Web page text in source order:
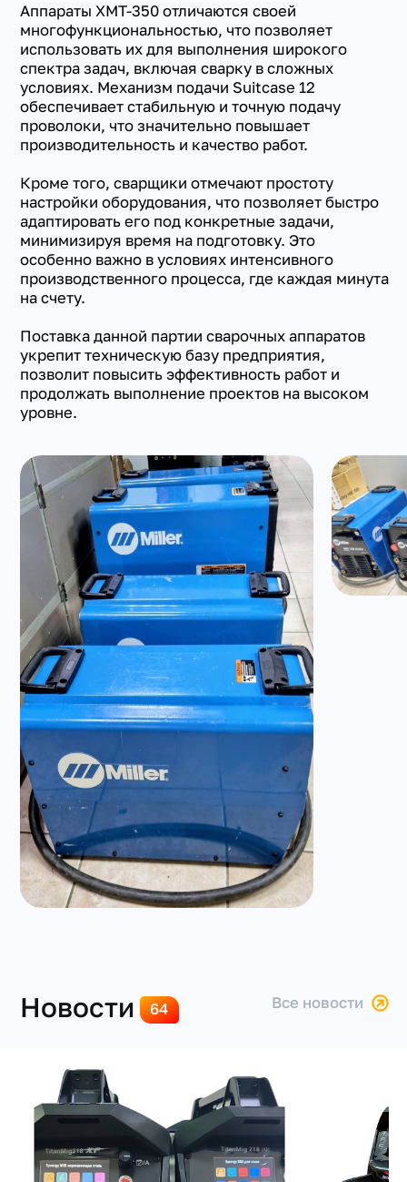
Аппараты XMT-350 отличаются своей
многофункциональностью, что позволяет
использовать их для выполнения широкого
спектра задач, включая сварку в сложных
условиях. Механизм подачи Suitcase 12
обеспечивает стабильную и точную подачу
проволоки, что значительно повышает
производительность и качество работ.
Кроме того, сварщики отмечают простоту
настройки оборудования, что позволяет быстро
адаптировать его под конкретные задачи,
минимизируя время на подготовку. Это
особенно важно в условиях интенсивного
производственного процесса, где каждая минута
на счету.
Поставка данной партии сварочных аппаратов
укрепит техническую базу предприятия,
позволит повысить эффективность работ и
продолжать выполнение проектов на высоком
уровне.
Новости 64 все новости